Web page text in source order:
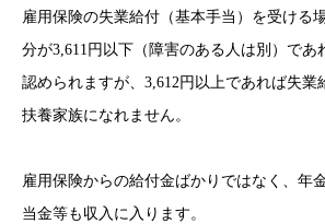
雇用保険の失業給付（基本手当）を受ける
分が3,611円以下（障害のある人は別）であ
認められますが、3,612円以上であれば失業
扶養家族になれません。
雇用保険からの給付金ばかりではなく、年
当金等も収入に入ります。